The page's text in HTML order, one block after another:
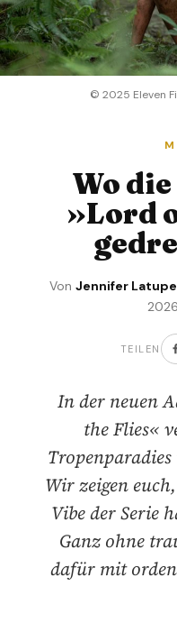
© 2025 Eleven
Wo
»Lord
Von Jennifer
TEILEN
In der neuen
the Flies«
Wir zeigen
Vibe der Serie
Ganz ohne
dafür mit